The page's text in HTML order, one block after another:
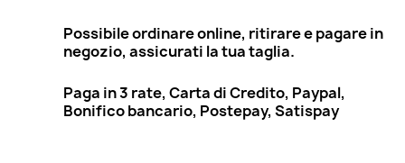
Possibile ordinare online, ritirare e pagare in
negozio, assicurati la tua taglia.
Paga in 3 rate, Carta di Credito, Paypal,
Bonifico bancario, Postepay, Satispay